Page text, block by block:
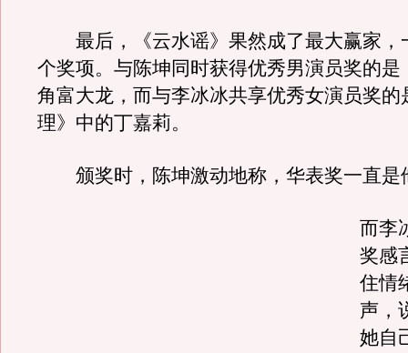
最后，《云水谣》果然成了最大赢家，
个奖项。与陈坤同时获得优秀男演员奖的是
角富大龙，而与李冰冰共享优秀女演员奖的
理》中的丁嘉莉。
颁奖时，陈坤激动地称，华表奖一直是
而李
奖感
住情
声，
她自